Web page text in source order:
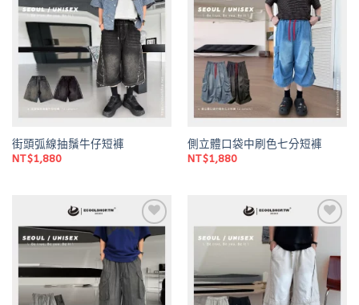
Add to
wishlist
街頭弧線抽鬚牛仔短褲
NT$1,880
Add to
wishlist
側立體口袋中刷色七分短褲
NT$1,880
Add to
wishlist
Add to
wishlist